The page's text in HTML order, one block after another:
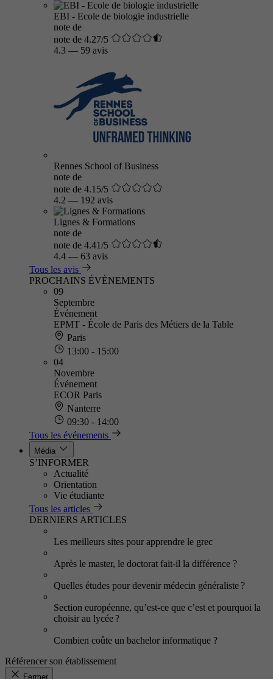
EBI - Ecole de biologie industrielle
note de
note de 4.27/5
4.3 — 59 avis
Rennes School of Business
note de
note de 4.15/5
4.2 — 192 avis
Lignes & Formations
note de
note de 4.41/5
4.4 — 63 avis
Tous les avis
PROCHAINS ÉVÈNEMENTS
09
Septembre
Événement
EPMT - École de Paris des Métiers de la Table
Paris
13:00 - 15:00
04
Novembre
Événement
ECOR Paris
Nanterre
09:30 - 14:00
Tous les événements
Média
S’INFORMER
Actualité
Orientation
Vie étudiante
Tous les articles
DERNIERS ARTICLES
Les meilleurs sites pour apprendre le grec
Après le master, le doctorat fait-il la différence ?
Quelles études pour devenir médecin généraliste ?
Section européenne, qu’est-ce que c’est et pourquoi la
choisir au lycée ?
Combien coûte un bachelor informatique ?
Référencer son établissement
Fermer